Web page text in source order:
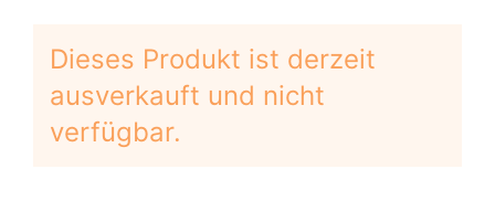
Dieses Produkt ist derzeit
ausverkauft und nicht
verfügbar.